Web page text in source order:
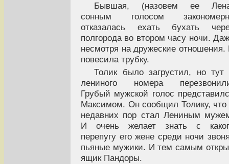
Бывшая, (назовем ее
сонным голосом
отказалась ехать бухать
полгорода во втором часу ночи.
несмотря на дружеские отношения.
повесила трубку.
Толик было загрустил, но тут
лениного номера
Грубый мужской голос
Максимом. Он сообщил Толику, что
недавних пор стал Лениным
И очень желает знать с
перепугу его жене среди ночи
пьяные мужики. И тем самым
ящик Пандоры.